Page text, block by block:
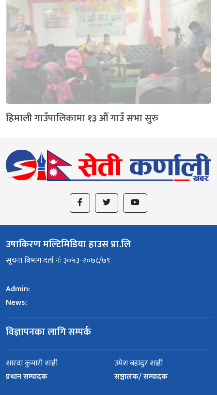
हिमाली गाउँपालिकामा १३ औं गाउँ सभा सुरु
उषाकिरण मल्टिमिडिया हाउस प्रा.लि
सूचना विभाग दर्ता नंः ३०५३-२०७८/७९
Admin:
News:
विज्ञापनका लागि सम्पर्क
शारदा कुमारी शाही
प्रधान सम्पादक
उमेश बहादुर शाही
सञ्चालक/ सम्पादक